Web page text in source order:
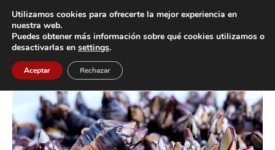
Inicio Etiquetas Festa do Percebe
Etiqueta: Festa do Percebe
Utilizamos cookies para ofrecerte la mejor experiencia en
nuestra web.
Puedes obtener más información sobre qué cookies utilizamos o
desactivarlas en settings.
Aceptar Rechazar